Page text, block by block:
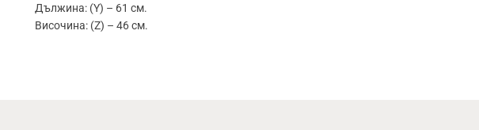
Дължина: (Y) – 61 см.
Височина: (Z) – 46 см.